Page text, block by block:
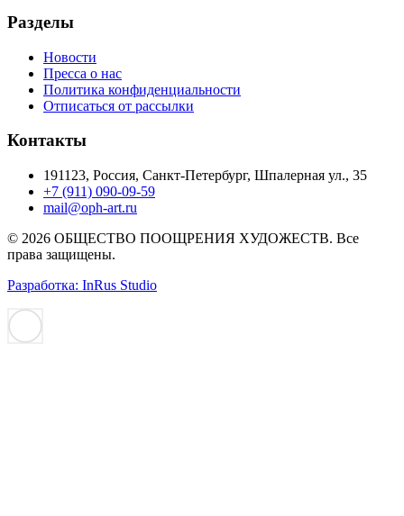
Разделы
Новости
Пресса о нас
Политика конфиденциальности
Отписаться от рассылки
Контакты
191123, Россия, Санкт-Петербург, Шпалерная ул., 35
+7 (911) 090-09-59
mail@oph-art.ru
© 2026 ОБЩЕСТВО ПООЩРЕНИЯ ХУДОЖЕСТВ. Все
права защищены.
Разработка: InRus Studio